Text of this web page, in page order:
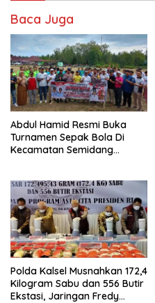
Baca Juga
Abdul Hamid Resmi Buka
Turnamen Sepak Bola Di
Kecamatan Semidang
Tahun 2026
Polda Kalsel Musnahkan 172,4
Kilogram Sabu dan 556 Butir
Ekstasi, Jaringan Fredy